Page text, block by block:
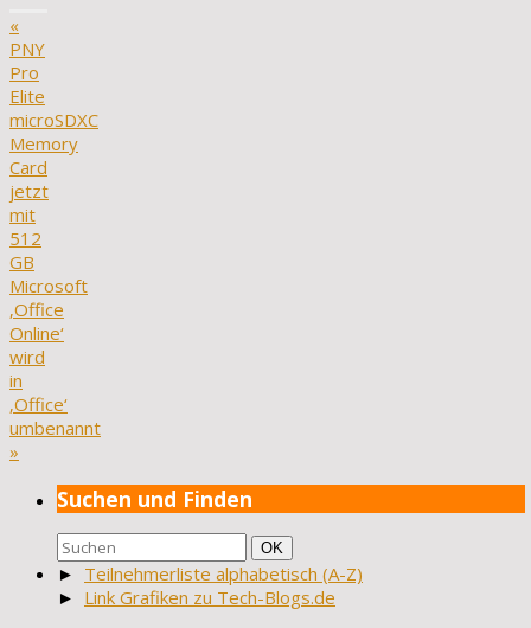
«
PNY
Pro
Elite
microSDXC
Memory
Card
jetzt
mit
512
GB
Microsoft
‚Office
Online‘
wird
in
‚Office‘
umbenannt
»
Suchen und Finden
Suchen
nach:
Suchen
OK
► Teilnehmerliste alphabetisch (A-Z)
► Link Grafiken zu Tech-Blogs.de